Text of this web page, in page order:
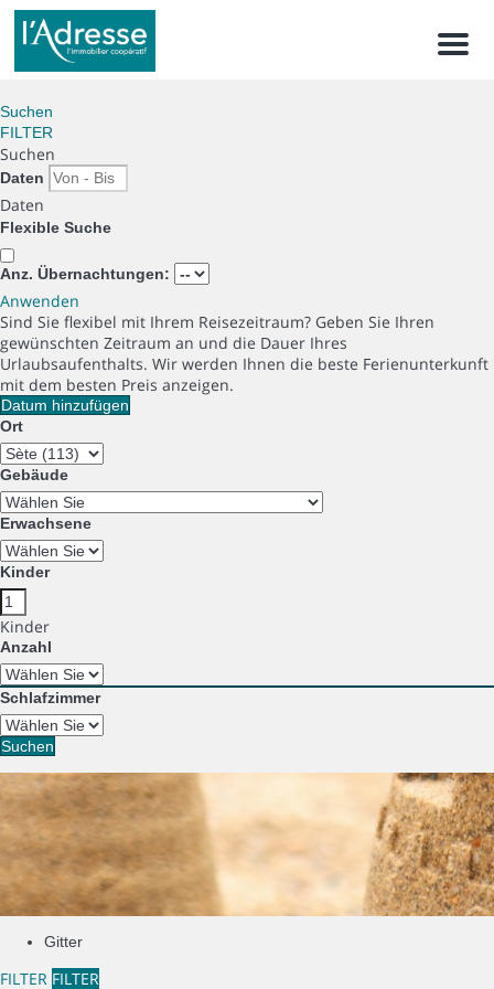
Menu
Suchen
FILTER
Suchen
Daten
Daten
Flexible Suche
Anz. Übernachtungen:
Anwenden
Sind Sie flexibel mit Ihrem Reisezeitraum? Geben Sie Ihren
gewünschten Zeitraum an und die Dauer Ihres
Urlaubsaufenthalts. Wir werden Ihnen die beste Ferienunterkunft
mit dem besten Preis anzeigen.
Datum hinzufügen
Ort
Gebäude
Erwachsene
Kinder
Kinder
Anzahl
Schlafzimmer
Suchen
Gitter
FILTER FILTER